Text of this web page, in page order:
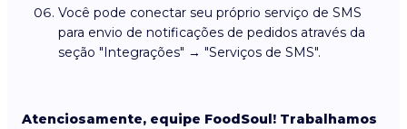
Você pode conectar seu próprio serviço de SMS
para envio de notificações de pedidos através da
seção "Integrações" → "Serviços de SMS".
Atenciosamente, equipe FoodSoul! Trabalhamos